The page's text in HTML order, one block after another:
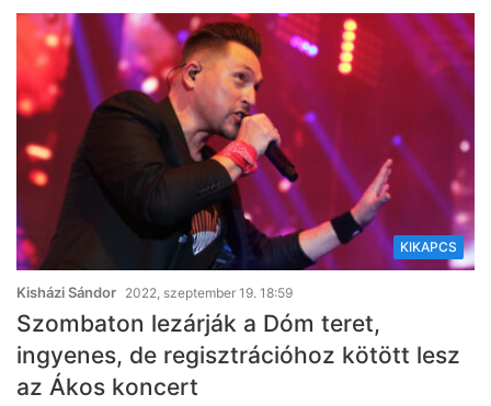
KIKAPCS
Kisházi Sándor 2022, szeptember 19. 18:59
Szombaton lezárják a Dóm teret,
ingyenes, de regisztrációhoz kötött lesz
az Ákos koncert